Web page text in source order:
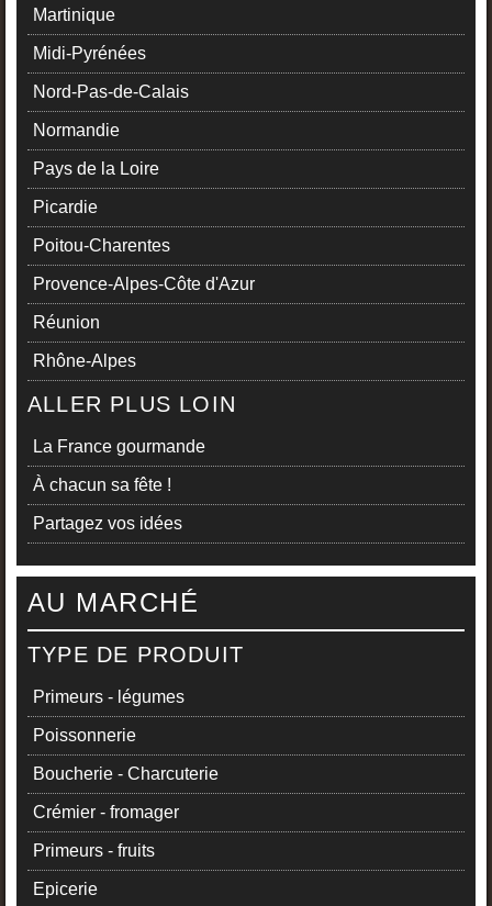
Martinique
Midi-Pyrénées
Nord-Pas-de-Calais
Normandie
Pays de la Loire
Picardie
Poitou-Charentes
Provence-Alpes-Côte d'Azur
Réunion
Rhône-Alpes
ALLER PLUS LOIN
La France gourmande
À chacun sa fête !
Partagez vos idées
AU MARCHÉ
TYPE DE PRODUIT
Primeurs - légumes
Poissonnerie
Boucherie - Charcuterie
Crémier - fromager
Primeurs - fruits
Epicerie